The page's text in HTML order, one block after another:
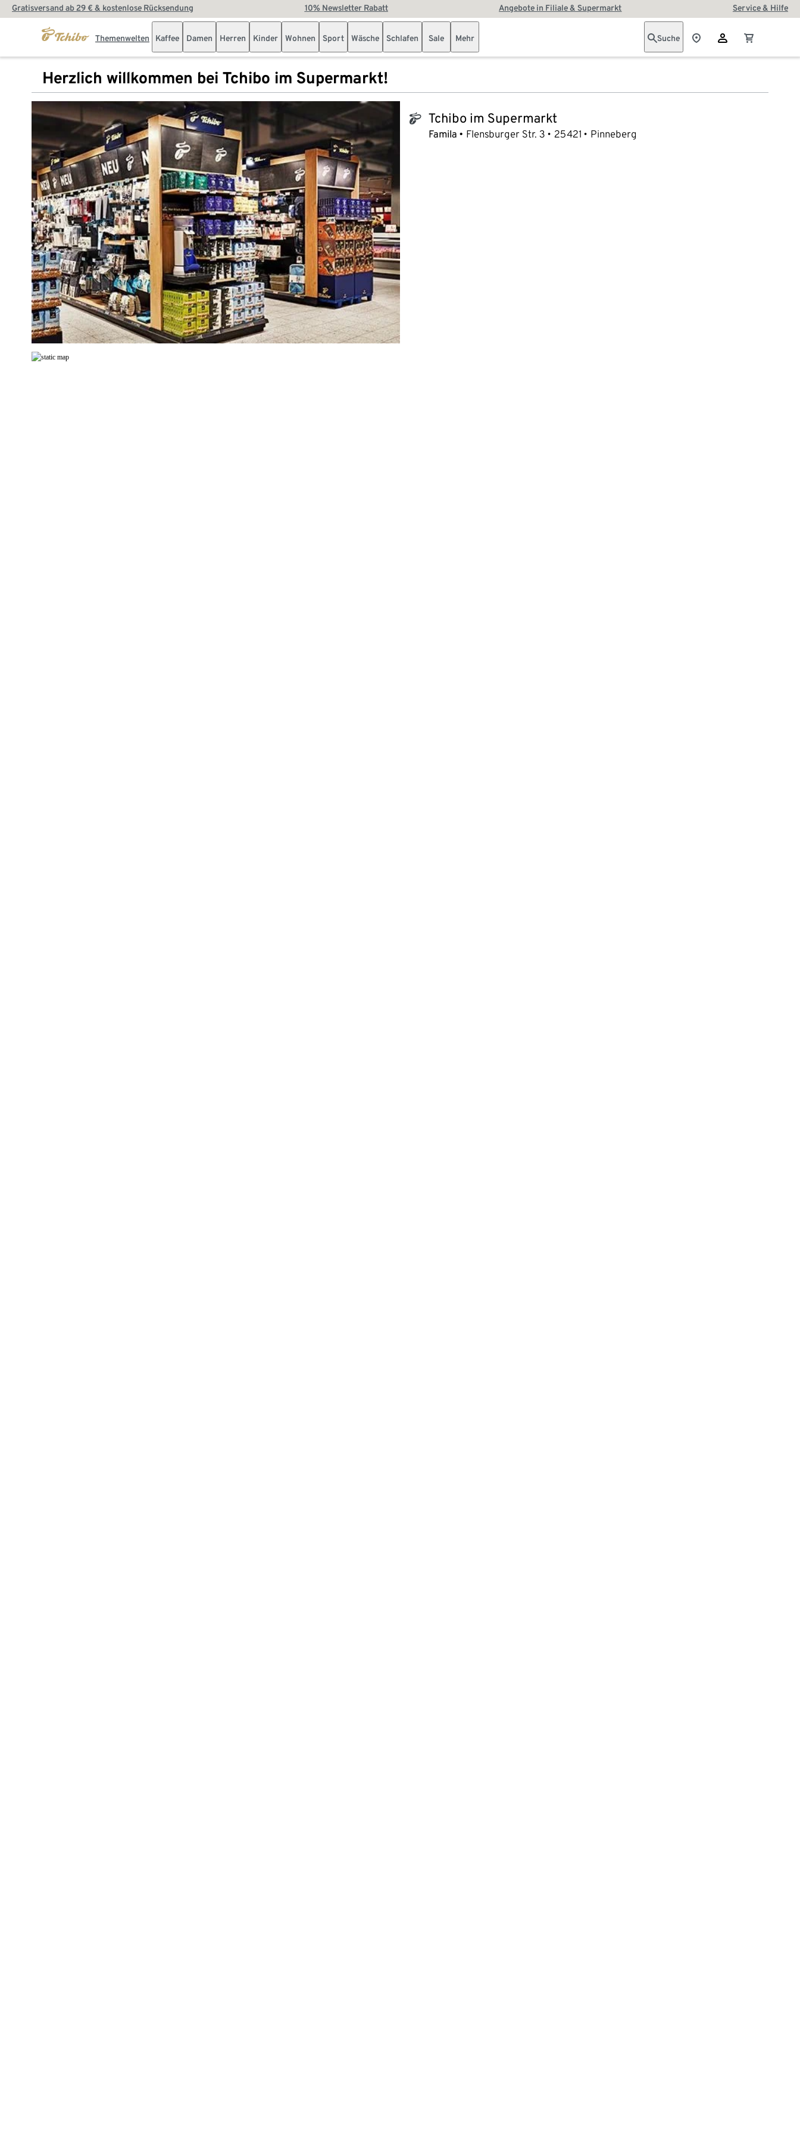
Gratisversand ab 29 € & kostenlose Rücksendung 10% Newsletter Rabatt Angebote in Filiale & Supermarkt Service & Hilfe
Themenwelten Kaffee Damen Herren Kinder Wohnen Sport Wäsche Schlafen Sale Mehr Suche
Herzlich willkommen bei Tchibo im Supermarkt!
tchibo_logo Tchibo im Supermarkt
Famila Flensburger Str. 3 25421 Pinneberg